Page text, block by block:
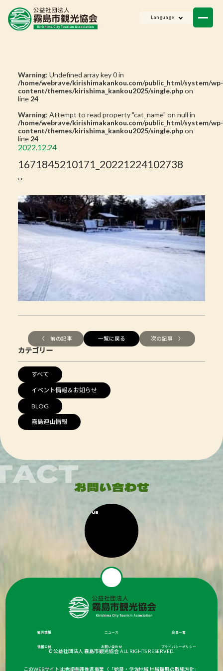
Language
Warning: Undefined array key 0 in
/home/webrave/kirishimakankou.com/public_html/system/wp-
content/themes/kirishima_kankou2025/single.phpon
line 24
Warning: Attempt to read property "cat_name" on null in
/home/webrave/kirishimakankou.com/public_html/system/wp-
content/themes/kirishima_kankou2025/single.phpon
line 24
2022.12.24
1671845210171_20221224102738
〈 前の記事 一覧に戻る 次の記事 〉
カテゴリー
すべて
イベント情報＆お知らせ
BLOG
霧島連山情報
観光情報 ニュース 会員一覧
情報公開 お問い合わせ プライバシーポリシー
© 公益社団法人 霧島市観光協会 ALL RIGHTS RESERVED.
このWEBサイトは地域振興推進事業（「姶良・伊佐地域 地域振興の取組方針」